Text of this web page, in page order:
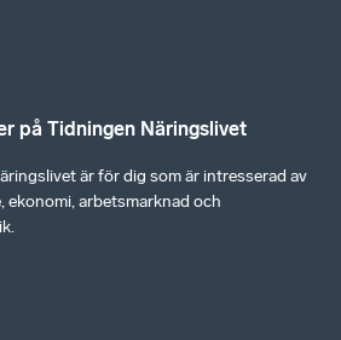
på Tidningen Näringslivet
är för dig som är intresserad av
ekonomi, arbetsmarknad och